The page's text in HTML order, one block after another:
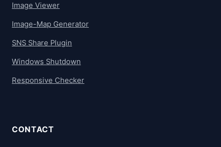
Image Viewer
Image-Map Generator
SNS Share Plugin
Windows Shutdown
Responsive Checker
CONTACT